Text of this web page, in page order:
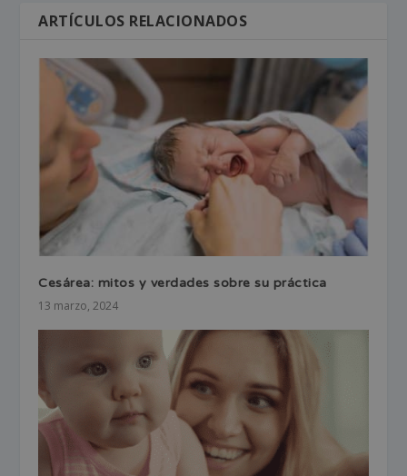
ARTÍCULOS RELACIONADOS
Cesárea: mitos y verdades sobre su práctica
13 marzo, 2024